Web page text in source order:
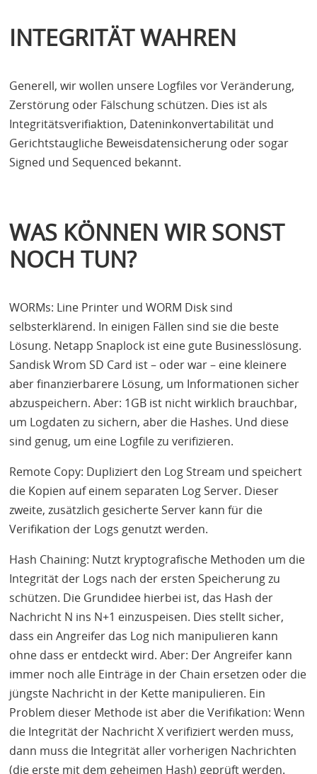
INTEGRITÄT WAHREN
Generell, wir wollen unsere Logfiles vor Veränderung,
Zerstörung oder Fälschung schützen. Dies ist als
Integritätsverifiaktion, Dateninkonvertabilität und
Gerichtstaugliche Beweisdatensicherung oder sogar
Signed und Sequenced bekannt.
WAS KÖNNEN WIR SONST
NOCH TUN?
WORMs: Line Printer undWORM Disk sind
selbsterklärend. In einigen Fällen sind sie die beste
Lösung. Netapp Snaplock ist eine gute Businesslösung.
Sandisk Wrom SD Card ist – oder war – eine kleinere
aber finanzierbarere Lösung, um Informationen sicher
abzuspeichern. Aber: 1GB ist nicht wirklich brauchbar,
um Logdaten zu sichern, aber die Hashes. Und diese
sind genug, um eine Logfile zu verifizieren.
Remote Copy: Dupliziert den Log Stream und speichert
die Kopien auf einem separaten Log Server. Dieser
zweite, zusätzlich gesicherte Server kann für die
Verifikation der Logs genutzt werden.
Hash Chaining: Nutzt kryptografische Methoden um die
Integrität der Logs nach der ersten Speicherung zu
schützen. Die Grundidee hierbei ist, das Hash der
Nachricht N ins N+1 einzuspeisen. Dies stellt sicher,
dass ein Angreifer das Log nich manipulieren kann
ohne dass er entdeckt wird. Aber: Der Angreifer kann
immer noch alle Einträge in der Chain ersetzen oder die
jüngste Nachricht in der Kette manipulieren. Ein
Problem dieser Methode ist aber die Verifikation: Wenn
die Integrität der Nachricht X verifiziert werden muss,
dann muss die Integrität aller vorherigen Nachrichten
(die erste mit dem geheimen Hash) geprüft werden.